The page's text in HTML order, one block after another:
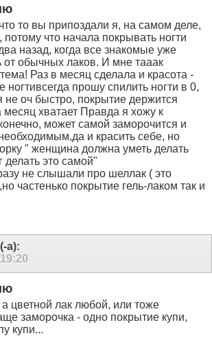
то вы припоздали я, на самом деле,
что начала покрывать ногти
назад, когда все знакомые уже
от обычных лаков. И мне тааак
Раз в месяц сделала и красота -
ногтивсегда прошу спилить ногти в 0,
не оч быстро, покрытие держится
месяц хватает Правда я хожу к
может самой заморочится и
и красить себе, но
" женщина должна уметь делать
делать это самой"
не слышали про шеллак ( это
частенько покрытие гель-лаком так и
а):
19:20
а цветной лак любой, или тоже
заморочка - одно покрытие купи,
купи...